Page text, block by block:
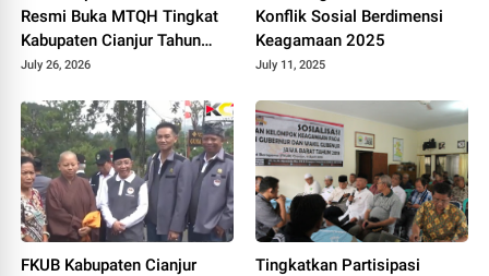
Resmi Buka MTQH Tingkat
Kabupaten Cianjur Tahun
2026, Ratusan Peserta Siap
July 26, 2026
Konflik Sosial Berdimensi
Keagamaan 2025
July 11, 2025
FKUB Kabupaten Cianjur
Tingkatkan Partisipasi